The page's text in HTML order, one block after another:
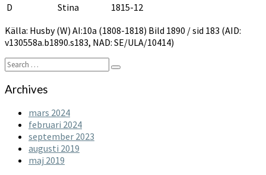
D
Stina
1815-12
Källa: Husby (W) AI:10a (1808-1818) Bild 1890 / sid 183 (AID:
v130558a.b1890.s183, NAD: SE/ULA/10414)
Search
for:
Search
Archives
mars 2024
februari 2024
september 2023
augusti 2019
maj 2019